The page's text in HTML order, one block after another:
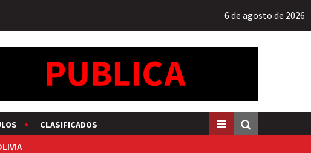
6 de agosto de 2026
CLASIFICADOS